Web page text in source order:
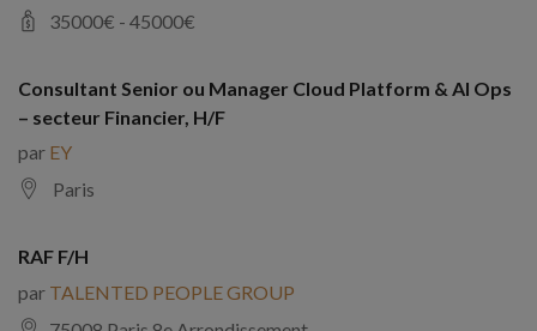
35000€ - 45000€
Consultant Senior ou Manager Cloud Platform & AI Ops
– secteur Financier, H/F
par EY
Paris
RAF F/H
par TALENTED PEOPLE GROUP